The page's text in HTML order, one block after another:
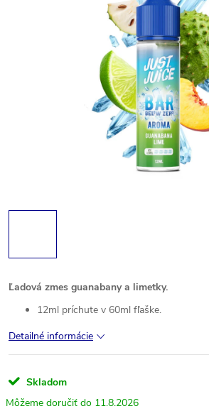
Ľadová zmes guanabany a limetky.
12ml príchute v 60ml fľaške.
Detailné informácie
Skladom
11.8.2026